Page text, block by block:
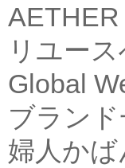
AETHER
リユー
Global
ブランド
婦人かば